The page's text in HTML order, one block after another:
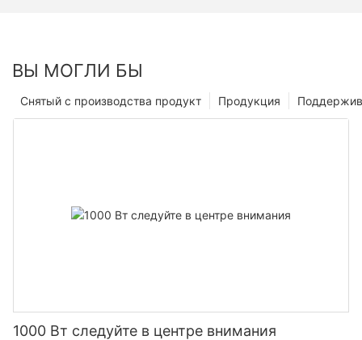
ВЫ МОГЛИ БЫ
Продукция
Снятый с производства продукт
1000 Вт следуйте в центре внимания